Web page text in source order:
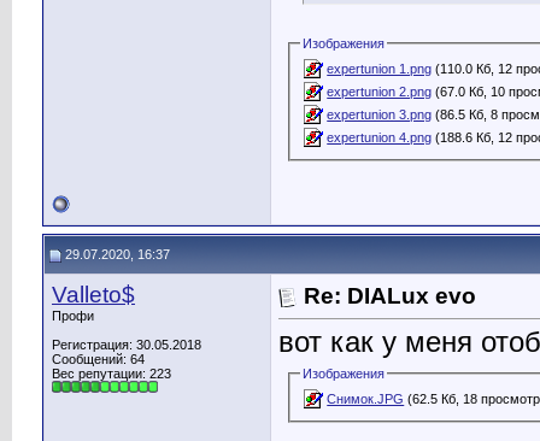
Изображения
expertunion 1.png (110.0 Кб, 12
expertunion 2.png (67.0 Кб, 10
expertunion 3.png (86.5 Кб, 8
expertunion 4.png (188.6 Кб, 12
29.07.2020, 16:37
Valleto$
Профи
Регистрация: 30.05.2018
Сообщений: 64
Вес репутации: 223
Re: DIALux evo
вот как у меня
Изображения
Снимок.JPG (62.5 Кб, 18